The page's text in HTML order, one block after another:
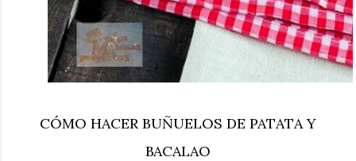
CÓMO HACER BUÑUELOS DE PATATA Y
BACALAO